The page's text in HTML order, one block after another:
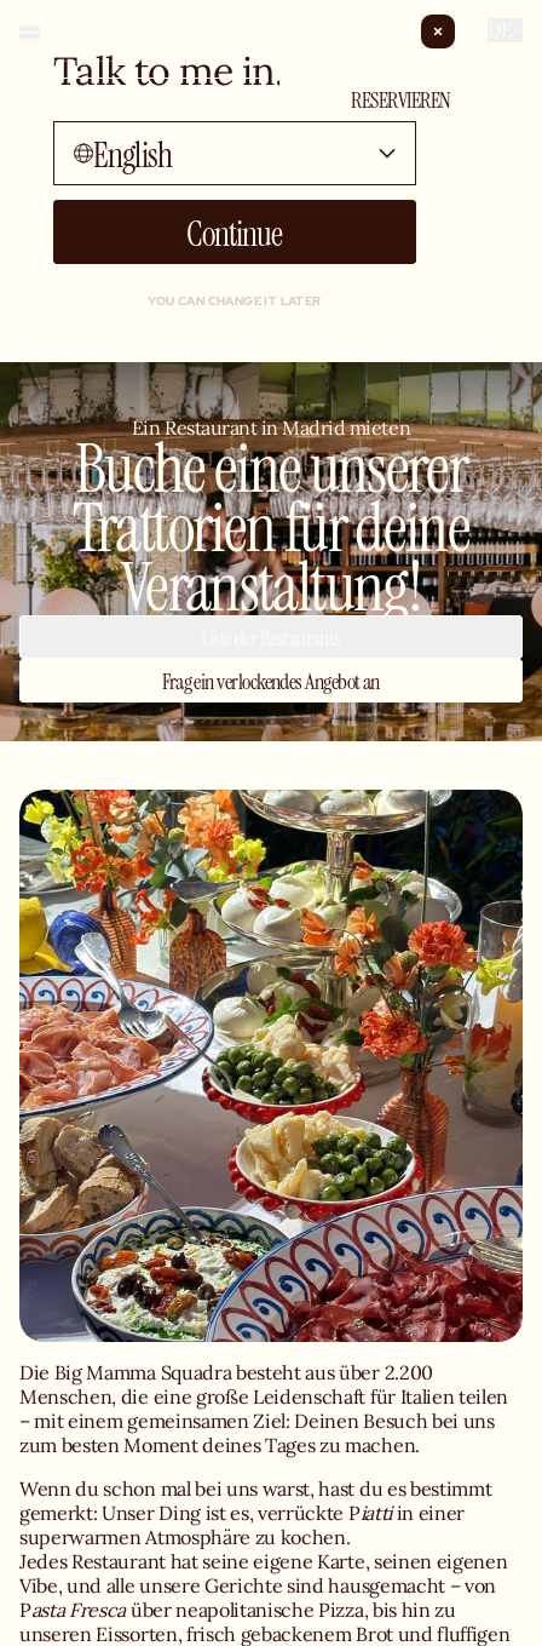
Talk to me in...
English
Continue
YOU CAN CHANGE IT LATER
RESERVIEREN
Ein Restaurant in Madrid mieten
Buche eine unserer
Trattorien für deine
Veranstaltung!
Frag ein verlockendes Angebot an
Die Big Mamma Squadra besteht aus über 2.200
Menschen, die eine große Leidenschaft für Italien teilen
– mit einem gemeinsamen Ziel: Deinen Besuch bei uns
zum besten Moment deines Tages zu machen.
Wenn du schon mal bei uns warst, hast du es bestimmt
gemerkt: Unser Ding ist es, verrückte Piattiin einer
superwarmen Atmosphäre zu kochen.
Jedes Restaurant hat seine eigene Karte, seinen eigenen
Vibe, und alle unsere Gerichte sind hausgemacht – von
Pasta Frescaüber neapolitanische Pizza, bis hin zu
unseren Eissorten, frisch gebackenem Brot und fluffigen